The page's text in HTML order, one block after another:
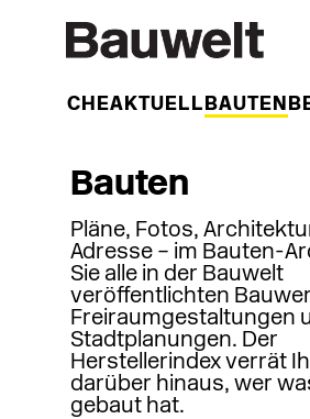
WOCHEAKTUELL BAUTEN
Bauten
Pläne, Fotos,
Adresse – im Bauten-
Sie alle in der Bauwelt
veröffentlichten
Freiraumgestaltungen
Stadtplanungen. Der
Herstellerindex verrät
darüber hinaus, wer
gebaut hat.